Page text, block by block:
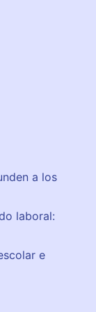
a los
laboral:
e